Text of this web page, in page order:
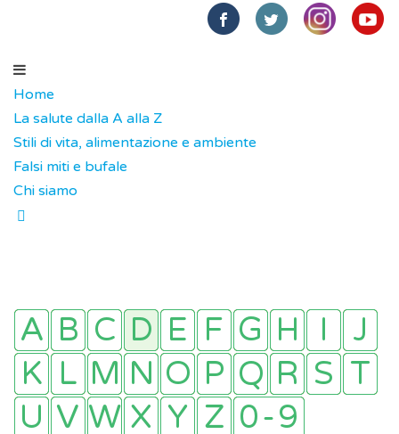
Home
La salute dalla A alla Z
Stili di vita, alimentazione e ambiente
Falsi miti e bufale
Chi siamo